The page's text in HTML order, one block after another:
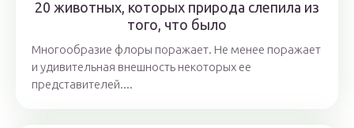
20 животных, которых природа слепила из
того, что было
Многообразие флоры поражает. Не менее поражает
и удивительная внешность некоторых ее
представителей....